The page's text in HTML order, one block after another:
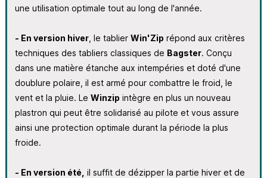
une utilisation optimale tout au long de l'année.
- En version hiver, le tablier Win'Zip répond aux critères
techniques des tabliers classiques de Bagster. Conçu
dans une matière étanche aux intempéries et doté d'une
doublure polaire, il est armé pour combattre le froid, le
vent et la pluie. Le Winzip intègre en plus un nouveau
plastron qui peut être solidarisé au pilote et vous assure
ainsi une protection optimale durant la période la plus
froide.
- En version été, il suffit de dézipper la partie hiver et de